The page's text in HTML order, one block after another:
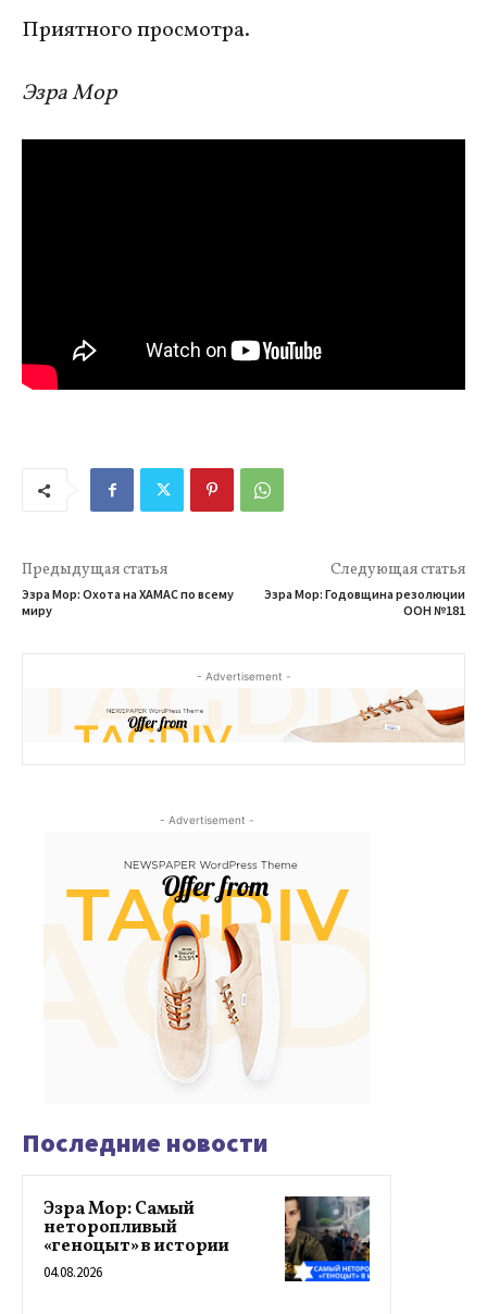
Приятного просмотра.
Эзра Мор
Предыдущая статья
Эзра Мор: Охота на ХАМАС по всему
миру
Следующая статья
Эзра Мор: Годовщина резолюции
ООН №181
- Advertisement -
- Advertisement -
Последние новости
Эзра Мор: Самый
неторопливый
«геноцыт» в истории
04.08.2026